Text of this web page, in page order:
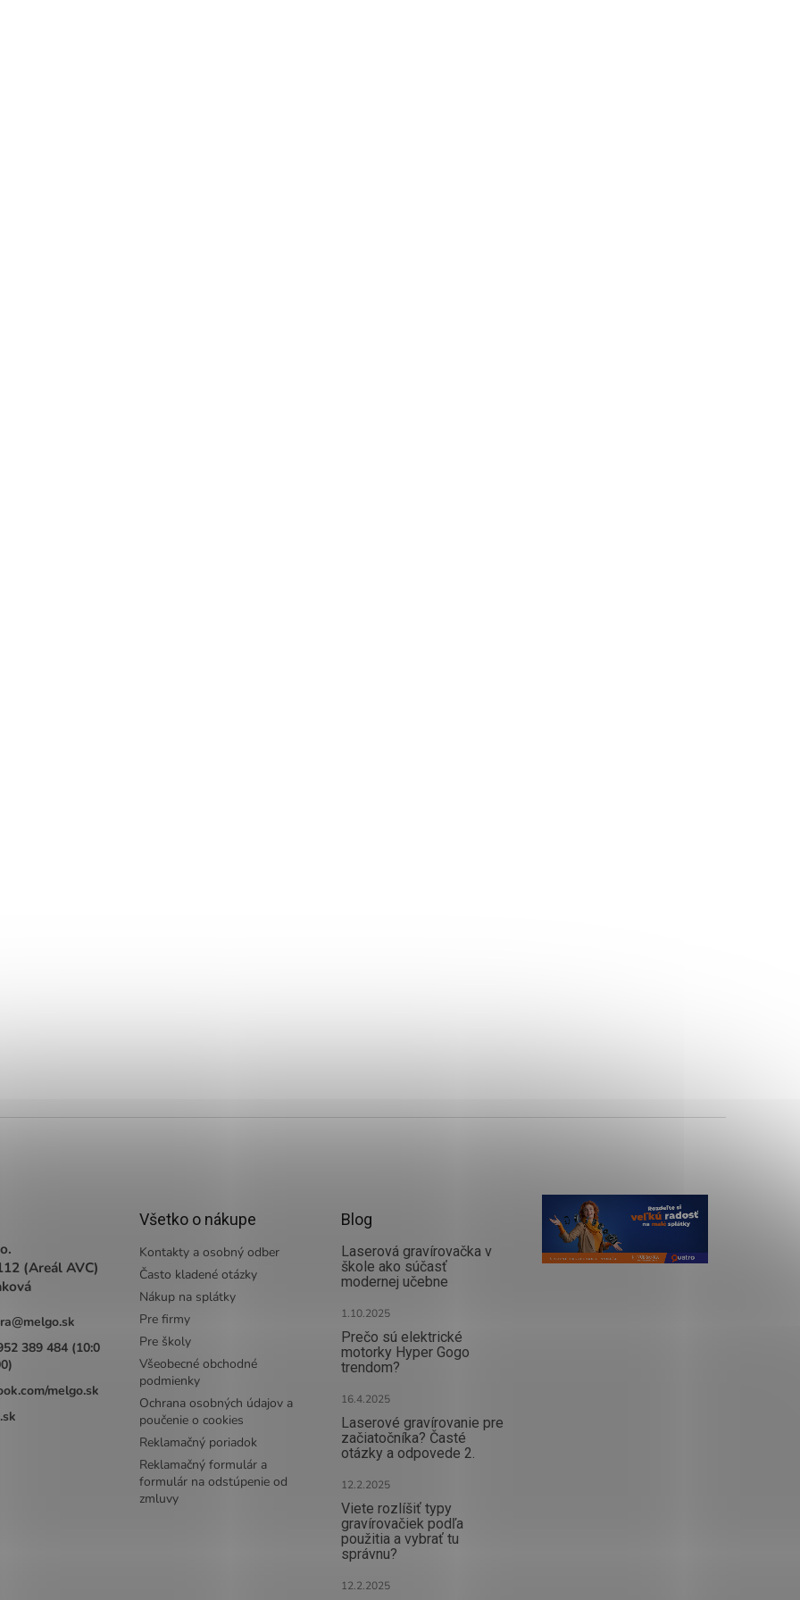
(Areál AVC)
@melgo.sk
389 484 (10:0
melgo.sk
Všetko o nákupe
Kontakty a osobný odber
Často kladené otázky
Nákup na splátky
Pre firmy
Pre školy
Všeobecné obchodné
podmienky
Ochrana osobných údajov a
poučenie o cookies
Reklamačný poriadok
Reklamačný formulár a
formulár na odstúpenie od
zmluvy
Blog
Laserová gravírovačka v
škole ako súčasť
modernej učebne
1.10.2025
Prečo sú elektrické
motorky Hyper Gogo
trendom?
16.4.2025
Laserové gravírovanie pre
začiatočníka? Časté
otázky a odpovede 2.
12.2.2025
Viete rozlíšiť typy
gravírovačiek podľa
použitia a vybrať tu
správnu?
12.2.2025